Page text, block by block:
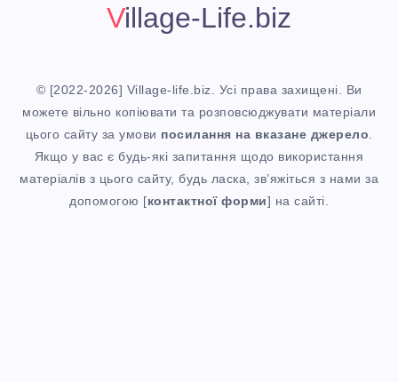
Village-Life.biz
© [2022-2026] Village-life.biz. Усі права захищені. Ви
можете вільно копіювати та розповсюджувати матеріали
цього сайту за умови посилання на вказане джерело
Якщо у вас є будь-які запитання щодо використання
матеріалів з цього сайту, будь ласка, зв’яжіться з нами за
допомогою [контактної форми] на сайті.